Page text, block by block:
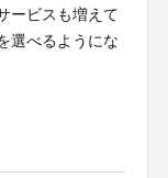
ービスも増えて
選べるようにな